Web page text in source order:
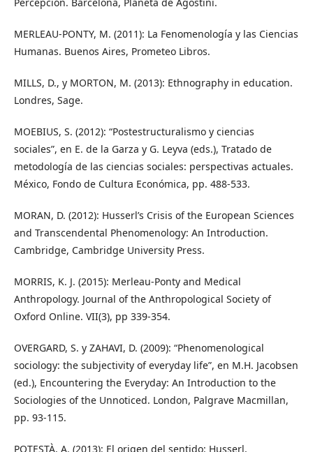
MERLEAU-PONTY, M. (2011): La Fenomenología y las Ciencias
Humanas. Buenos Aires, Prometeo Libros.
MILLS, D., y MORTON, M. (2013): Ethnography in education.
Londres, Sage.
MOEBIUS, S. (2012): “Postestructuralismo y ciencias
sociales”, en E. de la Garza y G. Leyva (eds.), Tratado de
metodología de las ciencias sociales: perspectivas actuales.
México, Fondo de Cultura Económica, pp. 488-533.
MORAN, D. (2012): Husserl’s Crisis of the European Sciences
and Transcendental Phenomenology: An Introduction.
Cambridge, Cambridge University Press.
MORRIS, K. J. (2015): Merleau-Ponty and Medical
Anthropology. Journal of the Anthropological Society of
Oxford Online. VII(3), pp 339-354.
OVERGARD, S. y ZAHAVI, D. (2009): “Phenomenological
sociology: the subjectivity of everyday life”, en M.H. Jacobsen
(ed.), Encountering the Everyday: An Introduction to the
Sociologies of the Unnoticed. London, Palgrave Macmillan,
pp. 93-115.
POTESTÀ, A. (2013): El origen del sentido: Husserl,